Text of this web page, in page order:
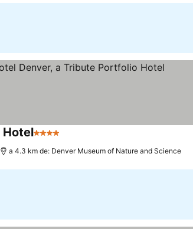
Hotel4 Estrellas
a 4.3 km de: Denver Museum of Nature and Science